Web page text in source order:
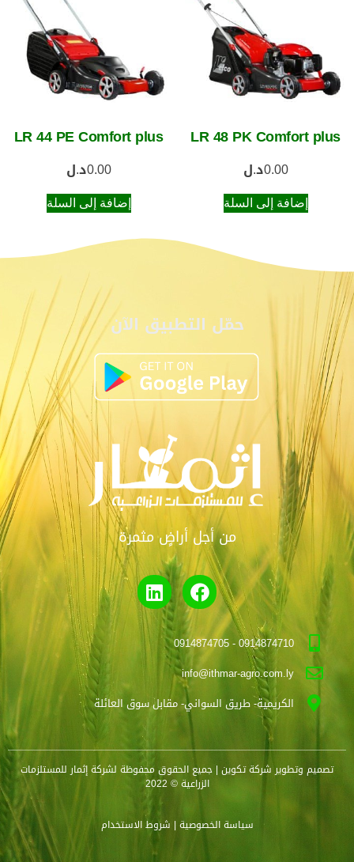
LR 48 PK Comfort plus
0.00د.ل
إضافة إلى السلة
LR 44 PE Comfort plus
0.00د.ل
إضافة إلى السلة
حمّل التطبيق الآن
من أجل أراضٍ مثمرة
0914874710 - 0914874705
info@ithmar-agro.com.ly
الكريمية- طريق السواني- مقابل سوق العائلة
تصميم وتطويرشركة تكوين | جميع الحقوق محفوظة لشركة إثمار للمستلزمات
الزراعية © 2022
سياسة الخصوصية | شروط الاستخدام